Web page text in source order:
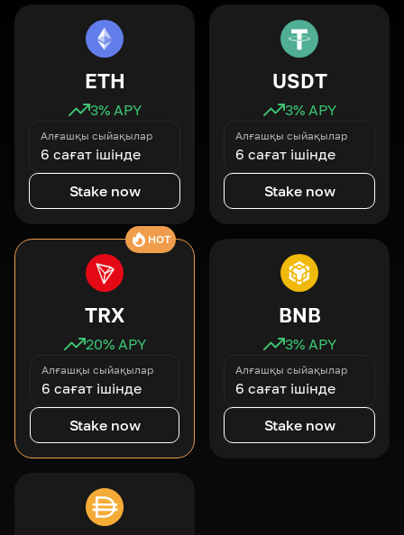
ETH
3% APY
Алғашқы сыйақылар
6 сағат ішінде
Stake now
USDT
3% APY
Алғашқы сыйақылар
6 сағат ішінде
Stake now
HOT
TRX
20% APY
Алғашқы сыйақылар
6 сағат ішінде
Stake now
BNB
3% APY
Алғашқы сыйақылар
6 сағат ішінде
Stake now